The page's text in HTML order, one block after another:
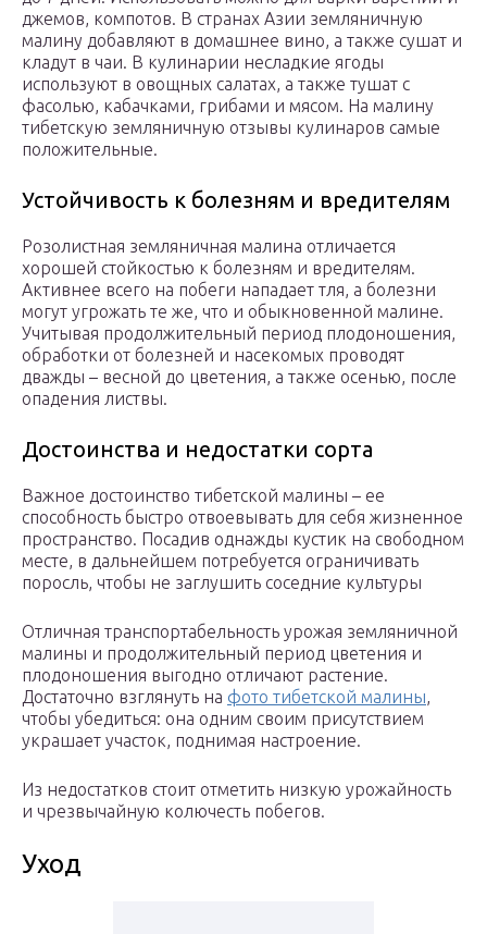
джемов, компотов. В странах Азии земляничную
малину добавляют в домашнее вино, а также сушат и
кладут в чаи. В кулинарии несладкие ягоды
используют в овощных салатах, а также тушат с
фасолью, кабачками, грибами и мясом. На малину
тибетскую земляничную отзывы кулинаров самые
положительные.
Устойчивость к болезням и вредителям
Розолистная земляничная малина отличается
хорошей стойкостью к болезням и вредителям.
Активнее всего на побеги нападает тля, а болезни
могут угрожать те же, что и обыкновенной малине.
Учитывая продолжительный период плодоношения,
обработки от болезней и насекомых проводят
дважды – весной до цветения, а также осенью, после
опадения листвы.
Достоинства и недостатки сорта
Важное достоинство тибетской малины – ее
способность быстро отвоевывать для себя жизненное
пространство. Посадив однажды кустик на свободном
месте, в дальнейшем потребуется ограничивать
поросль, чтобы не заглушить соседние культуры
Отличная транспортабельность урожая земляничной
малины и продолжительный период цветения и
плодоношения выгодно отличают растение.
Достаточно взглянуть на фото тибетской малины,
чтобы убедиться: она одним своим присутствием
украшает участок, поднимая настроение.
Из недостатков стоит отметить низкую урожайность
и чрезвычайную колючесть побегов.
Уход